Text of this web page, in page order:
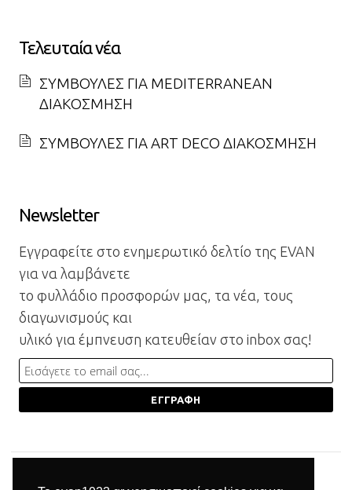
Τελευταία νέα
ΣΥΜΒΟΥΛΕΣ ΓΙΑ MEDITERRANEAN
ΔΙΑΚΟΣΜΗΣΗ
ΣΥΜΒΟΥΛΕΣ ΓΙΑ ART DECO ΔΙΑΚΟΣΜΗΣΗ
Newsletter
Εγγραφείτε στο ενημερωτικό δελτίο της EVAN
για να λαμβάνετε
το φυλλάδιο προσφορών μας, τα νέα, τους
διαγωνισμούς και
υλικό για έμπνευση κατευθείαν στο inbox σας!